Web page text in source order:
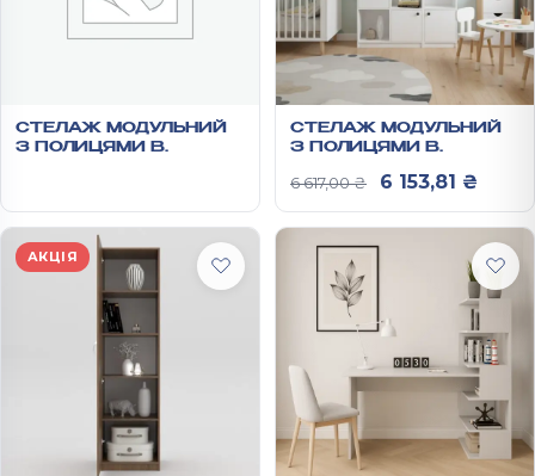
СТЕЛАЖ МОДУЛЬНИЙ
З ПОЛИЦЯМИ В
СТЕЛАЖ МОДУЛЬНИЙ
З ПОЛИЦЯМИ В
1660Х1200Х350ММ
6 617,00₴ Оригінальна
6 153,81 ₴
АКЦІЯ